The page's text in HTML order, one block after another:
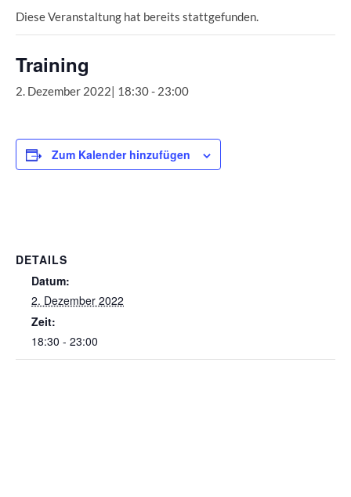
Diese Veranstaltung hat bereits stattgefunden.
Training
2. Dezember 2022| 18:30- 23:00
Zum Kalender hinzufügen
DETAILS
Datum:
2. Dezember 2022
Zeit:
18:30 - 23:00